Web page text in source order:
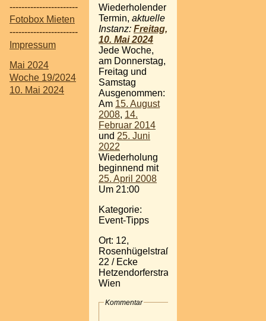
-----------------------
Fotobox Mieten
-----------------------
Impressum
Mai 2024
Woche 19/2024
10. Mai 2024
Wiederholender
Termin, aktuelle
Instanz: Freitag,
10. Mai 2024
Jede Woche,
am Donnerstag,
Freitag und
Samstag
Ausgenommen:
Am 15. August
2008, 14.
Februar 2014
und 25. Juni
2022
Wiederholung
beginnend mit
25. April 2008
Um 21:00
Kategorie:
Event-Tipps
Ort: 12,
Rosenhügelstraße
22 / Ecke
Hetzendorferstraße,
Wien
Kommentar